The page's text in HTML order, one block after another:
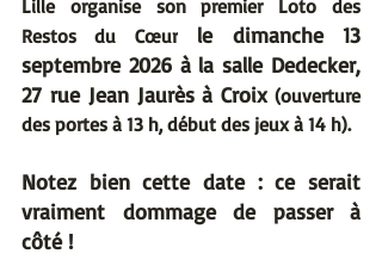
Lille organise son premier Loto des
Restos du Cœur le dimanche 13
septembre 2026 à la salle Dedecker,
27 rue Jean Jaurès à Croix (ouverture
des portes à 13 h, début des jeux à 14 h).
Notez bien cette date : ce serait
vraiment dommage de passer à
côté !